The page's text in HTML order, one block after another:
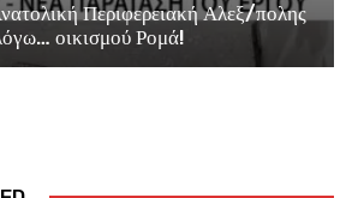
Περιφερειακή Αλεξ/πολης
οικισμού Ρομά!